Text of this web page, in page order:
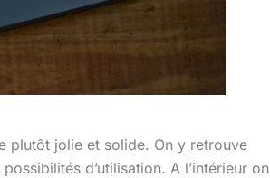
plutôt jolie et solide. On y retrouve
d’utilisation. A l’intérieur on